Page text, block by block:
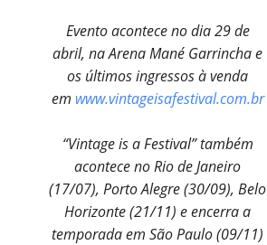
Evento acontece no dia 29 de
abril, na Arena Mané Garrincha e
os últimos ingressos à venda
em www.vintageisafestival.com.br
“Vintage is a Festival” também
acontece no Rio de Janeiro
(17/07), Porto Alegre (30/09), Belo
Horizonte (21/11) e encerra a
temporada em São Paulo (09/11)